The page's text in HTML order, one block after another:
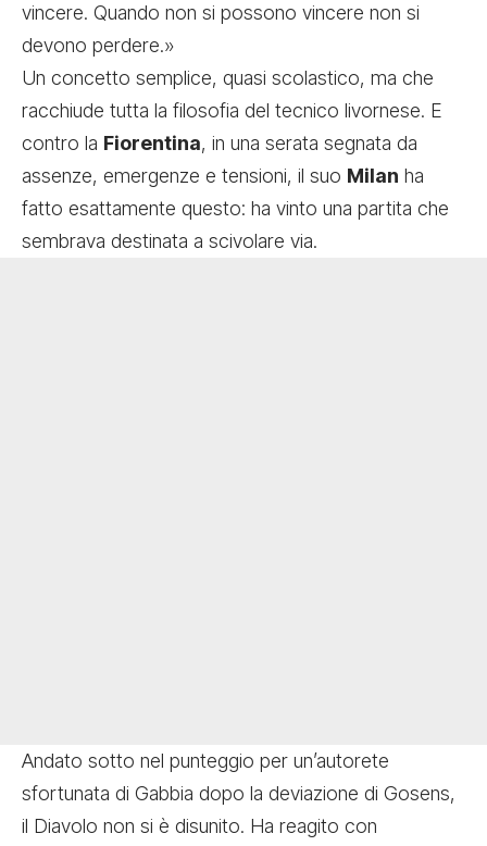
vincere. Quando non si possono vincere non si
devono perdere.»
Un concetto semplice, quasi scolastico, ma che
racchiude tutta la filosofia del tecnico livornese. E
contro la Fiorentina, in una serata segnata da
assenze, emergenze e tensioni, il suo Milan ha
fatto esattamente questo: ha vinto una partita che
sembrava destinata a scivolare via.
Andato sotto nel punteggio per un’autorete
sfortunata di Gabbia dopo la deviazione di Gosens,
il Diavolo non si è disunito. Ha reagito con